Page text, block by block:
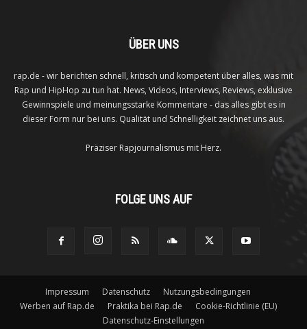
ÜBER UNS
rap.de - wir berichten schnell, kritisch und kompetent über alles, was mit
Rap und HipHop zu tun hat. News, Videos, Interviews, Reviews, exklusive
Gewinnspiele und meinungsstarke Kommentare - das alles gibt es in
dieser Form nur bei uns. Qualität und Schnelligkeit zeichnet uns aus.
Präziser Rapjournalismus mit Herz.
FOLGE UNS AUF
Impressum Datenschutz
Nutzungsbedingungen
Werben auf Rap.de
Praktika bei Rap.de
Cookie-Richtlinie (EU)
Datenschutz-Einstellungen